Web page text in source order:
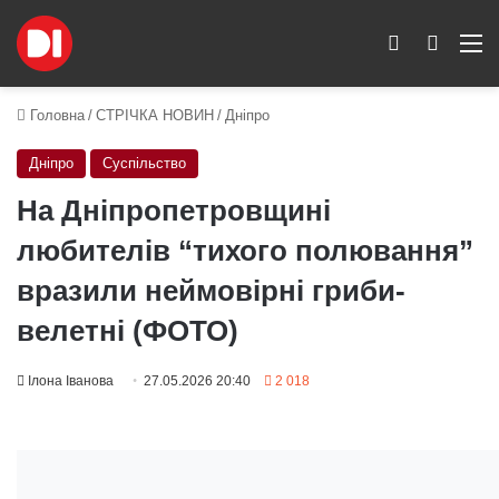
Пошук
Switch skin
Головна / СТРІЧКА НОВИН / Дніпро
Дніпро Суспільство
На Дніпропетровщині
любителів “тихого полювання”
вразили неймовірні гриби-
велетні (ФОТО)
Ілона Іванова 27.05.2026 20:40 2 018